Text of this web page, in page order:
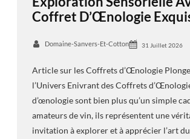
Coffret D’Œnologie
Domaine-Sanvers-Et-Cotton 31 Juillet 2026
Article sur les Coffrets d’Œnologie
l’Univers Enivrant des Coffrets
d’œnologie sont bien plus qu’un simple
amateurs de vin, ils représentent une
invitation à explorer et à apprécier l’art